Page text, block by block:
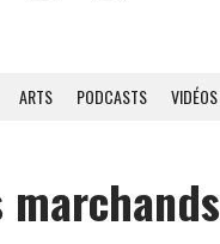
ARTS PODCASTS VIDÉOS